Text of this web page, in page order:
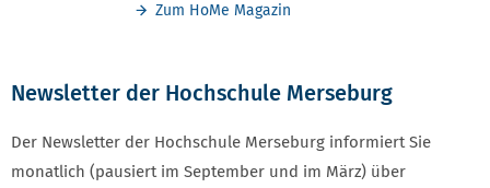
Zum HoMe Magazin
Newsletter der Hochschule Merseburg
Der Newsletter der Hochschule Merseburg informiert Sie
monatlich (pausiert im September und im März) über